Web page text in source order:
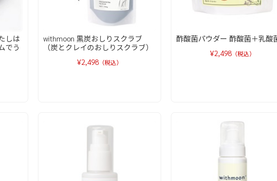
しは
でう
withmoon 黒炭おしりスクラブ
（炭とクレイのおしりスクラブ）
¥2,498 （税込）
酢酸菌パウダー 酢酸菌＋乳酸
¥2,498 （税込）